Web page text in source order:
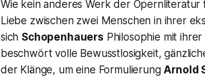
Wie kein anderes Werk der Opernliteratur
Liebe zwischen zwei Menschen in ihrer
sich Schopenhauers Philosophie mit
beschwört volle Bewusstlosigkeit,
der Klänge, um eine FormulierungArnold